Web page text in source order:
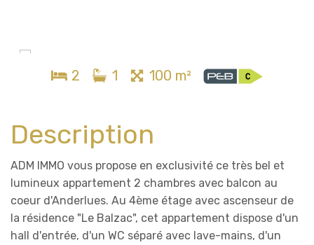
2 1 100 m²
Description
ADM IMMO vous propose en exclusivité ce très bel et
lumineux appartement 2 chambres avec balcon au
coeur d'Anderlues. Au 4ème étage avec ascenseur de
la résidence "Le Balzac", cet appartement dispose d'un
hall d'entrée, d'un WC séparé avec lave-mains, d'un